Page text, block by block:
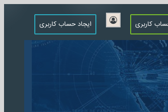
کاربری ایجاد حساب کاربری